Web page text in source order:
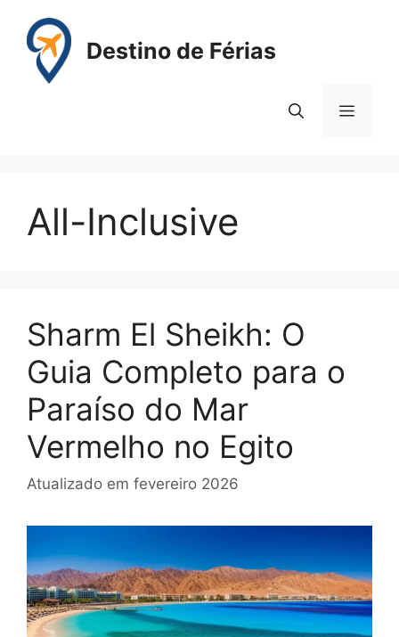
para
conteúdo
Destino de Férias
Menu
All-Inclusive
Sharm El Sheikh: O
Guia Completo para o
Paraíso do Mar
Vermelho no Egito
Atualizado em fevereiro 2026